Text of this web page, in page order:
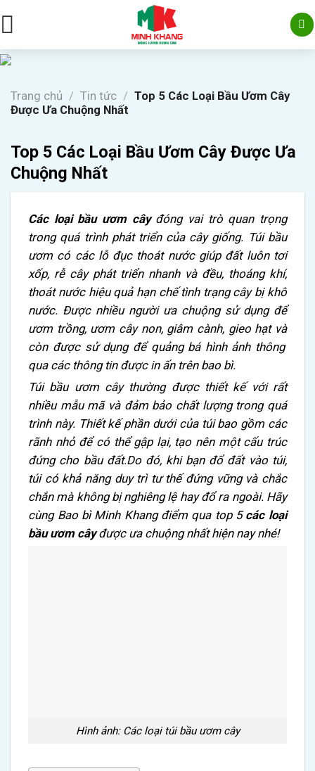
Trang chủ / Tin tức / Top 5 Các Loại Bầu Ươm Cây
Được Ưa Chuộng Nhất
Top 5 Các Loại Bầu Ươm Cây Được Ưa
Chuộng Nhất
Các loại bầu ươm câyđóng vai trò quan trọng
trong quá trình phát triển của cây giống. Túi bầu
ươm có các lỗ đục thoát nước giúp đất luôn tơi
xốp, rễ cây phát triển nhanh và đều, thoáng khí,
thoát nước hiệu quả hạn chế tình trạng cây bị khô
nước. Được nhiều người ưa chuộng sử dụng để
ươm trồng, ươm cây non, giâm cành, gieo hạt và
còn được sử dụng để quảng bá hình ảnh thông
qua các thông tin được in ấn trên bao bì.
Túi bầu ươm cây thường được thiết kế với rất
nhiều mẫu mã và đảm bảo chất lượng trong quá
trình này. Thiết kế phần dưới của túi bao gồm các
rãnh nhỏ để có thể gập lại, tạo nên một cấu trúc
đứng cho bầu đất.Do đó, khi bạn đổ đất vào túi,
túi có khả năng duy trì tư thế đứng vững và chắc
chắn mà không bị nghiêng lệ hay đổ ra ngoài. Hãy
cùng Bao bì Minh Khang điểm qua top 5các loại
bầu ươm câyđược ưa chuộng nhất hiện nay nhé!
Hình ảnh: Các loại túi bầu ươm cây